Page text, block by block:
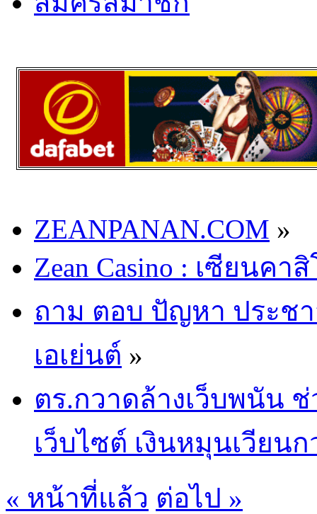
ZEANPANAN.COM »
Zean Casino : เซียนคา
ถาม ตอบ ปัญหา ประช
เอเย่นต์ »
ตร.กวาดล้างเว็บพนัน
เว็บไซต์ เงินหมุนเวียน
« หน้าที่แล้ว ต่อไป »